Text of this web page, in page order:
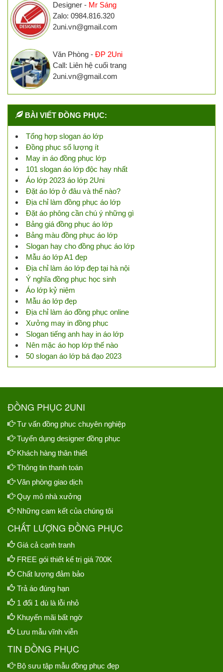
Designer - Mr Sáng
Zalo: 0984.816.320
2uni.vn@gmail.com
Văn Phòng - ĐP 2Uni
Call: Liên hệ cuối trang
2uni.vn@gmail.com
BÀI VIẾT ĐỒNG PHỤC:
Tổng hợp slogan áo lớp
Đồng phục số lượng ít
May in áo đồng phục lớp
101 slogan áo lớp độc hay nhất
Áo lớp 2023 áo lớp 2Uni
Đặt áo lớp ở đâu và thế nào?
Địa chỉ làm đồng phục áo lớp
Đặt áo phông cần chú ý những gì
Bảng giá đồng phục áo lớp
Bảng màu đồng phục áo lớp
Slogan hay cho đồng phục áo lớp
Mẫu áo lớp A1 đẹp
Địa chỉ làm áo lớp đẹp tại hà nội
Ý nghĩa đồng phục học sinh
Áo lớp kỷ niệm
Mẫu áo lớp đẹp
Địa chỉ làm áo đồng phục online
Xưởng may in đồng phục
Slogan tiếng anh hay in áo lớp
Nên mặc áo họp lớp thế nào
50 slogan áo lớp bá đạo 2023
ĐỒNG PHỤC 2UNI
Tư vấn đồng phục chuyên nghiệp
Tuyển dụng designer đồng phục
Khách hàng thân thiết
Thông tin thanh toán
Văn phòng giao dịch
Quy mô nhà xưởng
Những cam kết của chúng tôi
CHẤT LƯỢNG ĐỒNG PHỤC
Giá cả cạnh tranh
FREE gói thiết kế trị giá 700K
Chất lượng đảm bảo
Trả áo đúng hạn
1 đổi 1 dù là lỗi nhỏ
Khuyến mãi bất ngờ
Lưu mẫu vĩnh viễn
TIN ĐỒNG PHỤC
Bộ sưu tập mẫu đồng phục đẹp